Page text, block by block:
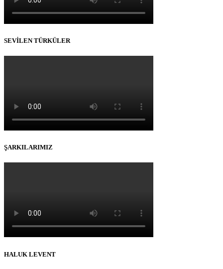
SEVİLEN TÜRKÜLER
ŞARKILARIMIZ
HALUK LEVENT